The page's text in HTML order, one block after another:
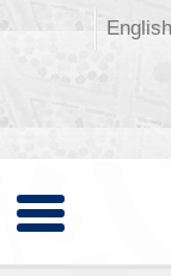
English